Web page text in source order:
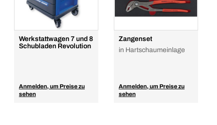
Werkstattwagen 7 und 8
Schubladen Revolution
Anmelden, um Preise zu
sehen
Zangenset
in Hartschaumeinlage
Anmelden, um Preise zu
sehen